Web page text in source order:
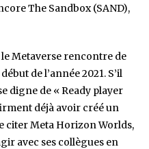
The Sandbox (SAND),
Metaverse rencontre de
de l’année 2021. S’il
digne de « Ready player
déjà avoir créé un
citer Meta Horizon Worlds,
avec ses collègues en